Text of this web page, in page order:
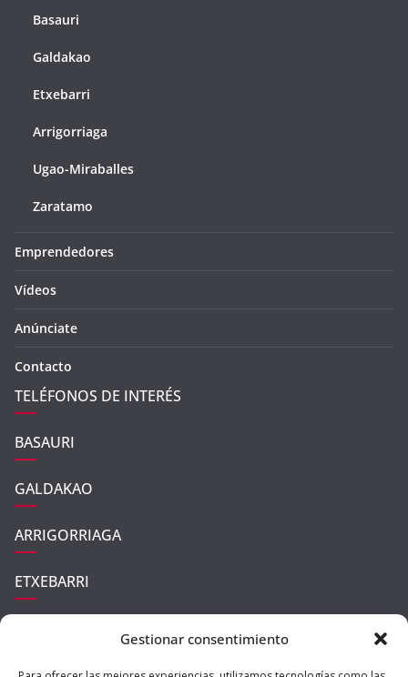
Gestionar consentimiento
Basauri
Galdakao
Etxebarri
Arrigorriaga
Ugao-Miraballes
Zaratamo
Emprendedores
Vídeos
Anúnciate
Contacto
TELÉFONOS DE INTERÉS
BASAURI
GALDAKAO
ARRIGORRIAGA
ETXEBARRI